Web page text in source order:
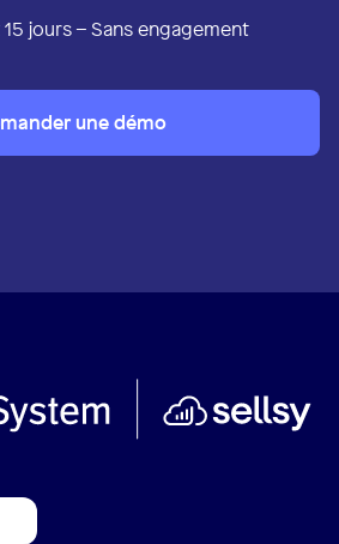
jours – Sans engagement
une démo